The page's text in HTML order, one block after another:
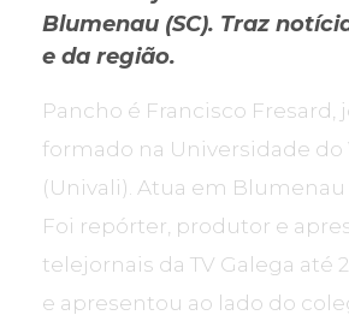
Blumenau (SC). Traz
e da região.
Pancho é Francisco Fresard,
formado na Universidade do
(Univali). Atua em Blumenau
Foi repórter, produtor e
telejornais da TV Galega até
e apresentou ao lado do